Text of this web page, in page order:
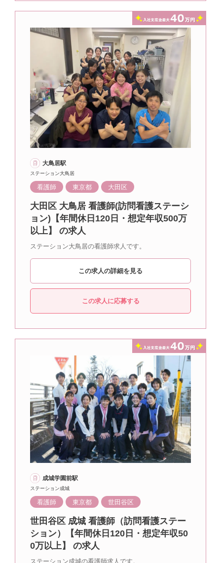
大鳥居駅
ステーション大鳥居
看護師 東京都 大田区
大田区 大鳥居 看護師(訪問看護ステーシ
ョン)【年間休日120日・想定年収500万
以上】 の求人
ステーション大鳥居の看護師求人です。
この求人の詳細を見る
この求人に応募する
成城学園前駅
ステーション成城
看護師 東京都 世田谷区
世田谷区 成城 看護師（訪問看護ステー
ション）【年間休日120日・想定年収50
0万以上】 の求人
ステーション成城の看護師求人です。